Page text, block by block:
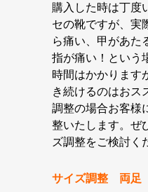
購入した時は丁度
セの靴ですが、実
ら痛い、甲があた
指が痛い！という
時間はかかります
き続けるのはおス
調整の場合お客様
整いたします。ぜ
ズ調整をご検討く
サイズ調整 両足